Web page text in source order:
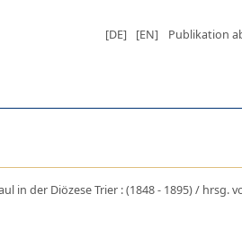
[DE] [EN] Publikation
in der Diözese Trier : (1848 - 1895) / hrsg.